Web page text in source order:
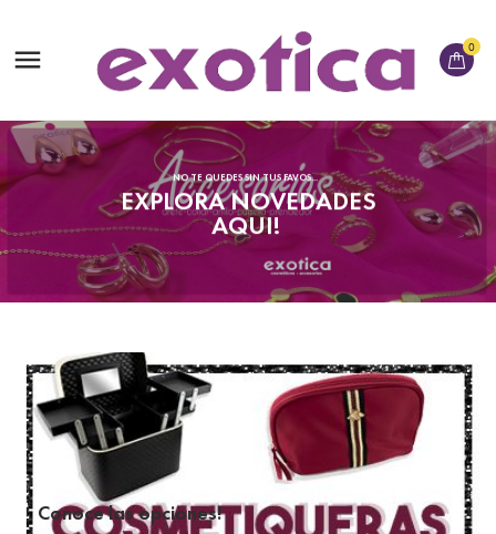
 0
NO TE QUEDES SIN TUS FAVOS...
EXPLORA NOVEDADES
Conoce las opciones!